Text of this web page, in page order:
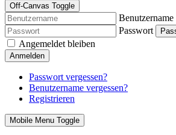
Off-Canvas Toggle
Benutzername
Passwort
Angemeldet bleiben
Anmelden
Passwort vergessen?
Benutzername vergessen?
Registrieren
Mobile Menu Toggle